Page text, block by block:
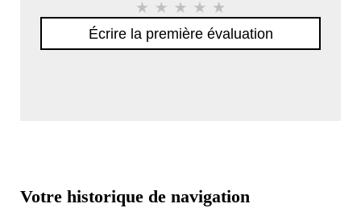
Écrire la première évaluation
Votre historique de navigation